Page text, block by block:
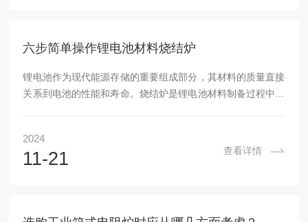
六步简单操作锂电池材料烧结炉
锂电池作为现代能源存储的重要组成部分，其材料的质量直接
关系到电池的性能和寿命。烧结炉是锂电池材料制备过程中的
绍六步简单操作锂电池材料烧结炉的方法，帮助用户高效、安
全地完成烧结过程。一、准备工作在开始操作之前，首先要确
2024
11-21 查看详情